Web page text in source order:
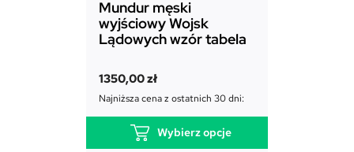
Mundur męski
wyjściowy Wojsk
Lądowych wzór tabela
1350,00zł
Najniższa cena z ostatnich 30 dni:
Wybierz opcje